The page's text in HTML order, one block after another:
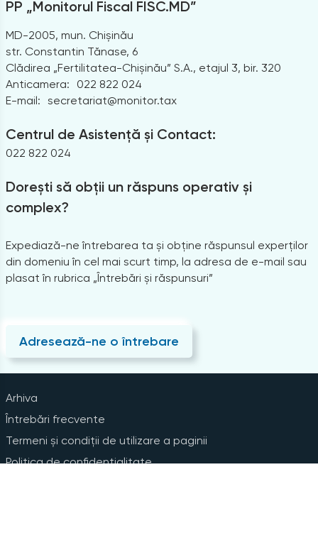
PP „Monitorul Fiscal FISC.MD”
MD-2005, mun. Chișinău
str. Constantin Tănase, 6
Clădirea „Fertilitatea-Chișinău” S.A., etajul 3, bir. 320
Anticamera:
022 822 024
E-mail: secretariat@monitor.tax
Centrul de Asistență și Contact:
022 822 024
Dorești să obții un răspuns operativ și
complex?
Expediază-ne întrebarea ta și obține răspunsul experților
din domeniu în cel mai scurt timp, la adresa de e-mail sau
plasat în rubrica „Întrebări și răspunsuri”
Adresează-ne o întrebare
Arhiva
Întrebări frecvente
Termeni și condiții de utilizare a paginii
Politica de confidențialitate